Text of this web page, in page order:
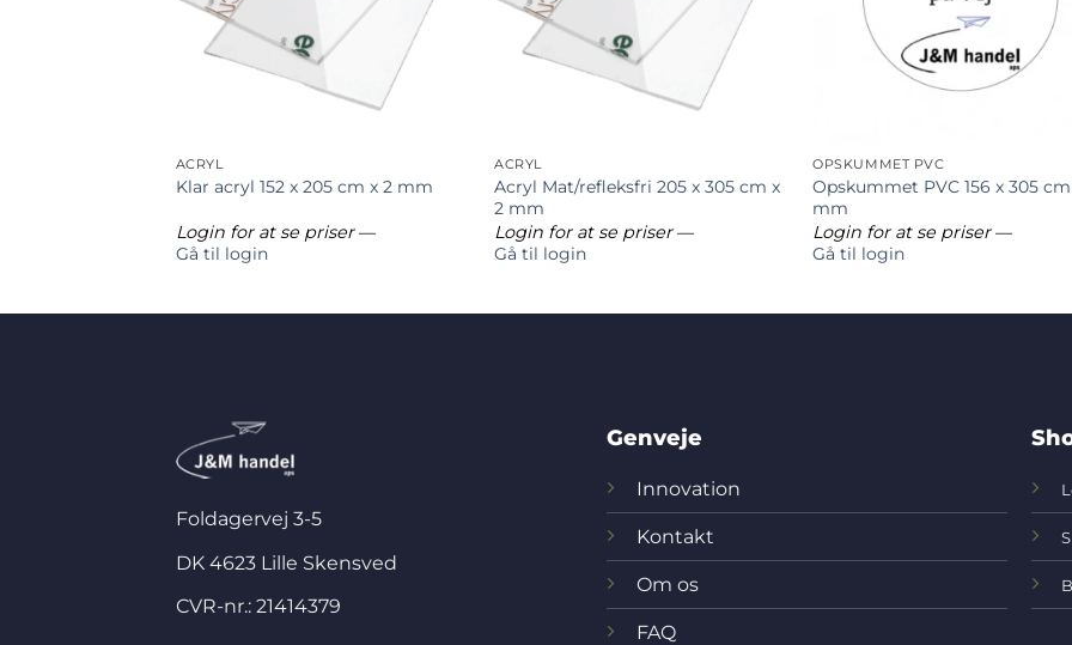
ACRYL
Klar acryl 152 x 205 cm x 2 mm
Login for at se priser—
Gå til login
ACRYL
Acryl Mat/refleksfri 205 x 305 cm x
2 mm
Login for at se priser—
Gå til login
OPSKUMMET PVC
Opskummet PVC 156 x 305
mm
Login for at se priser—
Gå til login
Foldagervej 3-5
DK 4623 Lille Skensved
CVR-nr.: 21414379
Genveje
Innovation
Kontakt
Om os
FAQ